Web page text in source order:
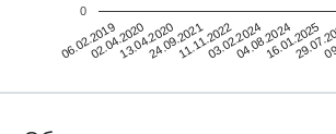
06.02.201902.04.202013.04.202024.09.202111.11.202203.02.202404.08.202416.01.2025
0